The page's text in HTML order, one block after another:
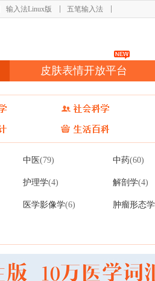
输入法Linux版 五笔输入法
皮肤表情开放平台
中医(79) 中药(60)
护理学(4) 解剖学(4)
医学影像学(6) 肿瘤形态学